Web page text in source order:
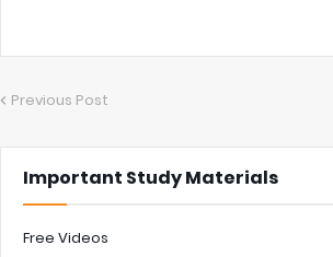
Previous Post
Important Study Materials
Free Videos